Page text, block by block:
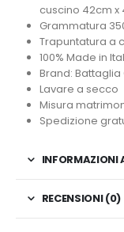
cuscino 42cm
Grammatura
Trapuntatura a
100% Made in
Brand:
Lavare a secco
Misura
Spedizione
INFORMAZIONI
RECENSIONI (0)